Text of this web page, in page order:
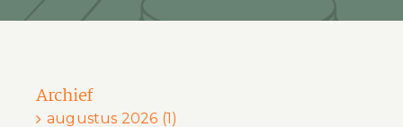
Archief
augustus 2026 (1)